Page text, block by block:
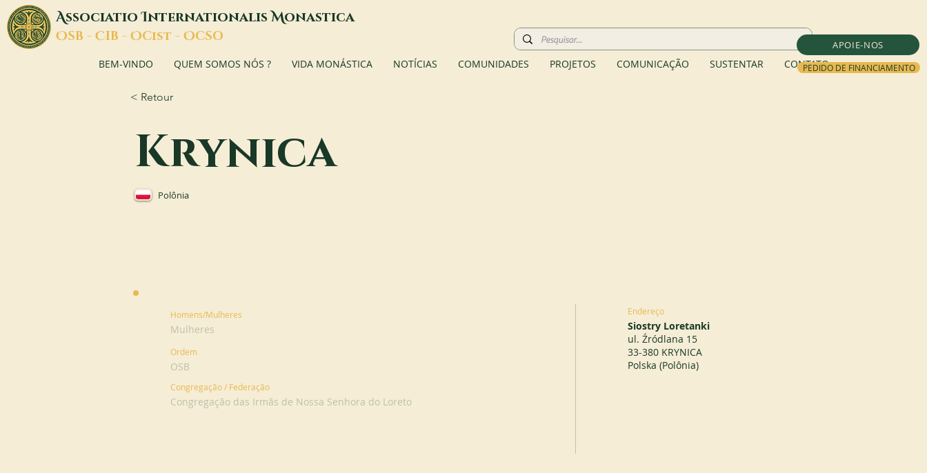
APOIE-NOS
PEDIDO DE FINANCIAMENTO
AssociatioInternationalisMonastica
OSB - CIB - OCist - OCSO
BEM-VINDO QUEM SOMOS NÓS ? VIDA MONÁSTICA NOTÍCIAS COMUNIDADES PROJETOS COMUNICAÇÃO SUSTENTAR CONTATO
< Retour
Krynica
Polônia
Homens/Mulheres
Mulheres
Ordem
OSB
Congregação / Federação
Congregação das Irmãs de Nossa Senhora do Loreto
Endereço
Siostry Loretanki
ul. Źródlana 15
33-380 KRYNICA
Polska (Polônia)